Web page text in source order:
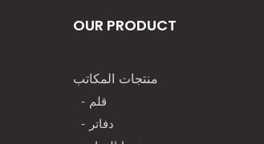
OUR PRODUCT
منتجات المكاتب
- قلم
- دفاتر